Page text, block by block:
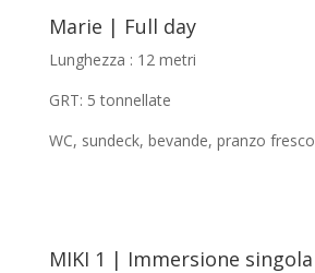
Marie | Full day
Lunghezza : 12 metri
GRT: 5 tonnellate
WC, sundeck, bevande, pranzo fresco
MIKI 1 | Immersione singola